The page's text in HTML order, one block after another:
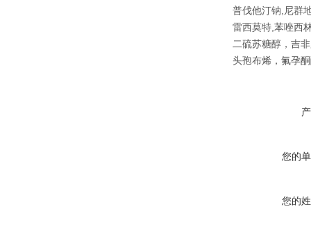
普伐他汀钠,尼群
雷西莫特,苯唑西
二硫苏糖醇，吉
头孢布烯，氟孕
您的
您的